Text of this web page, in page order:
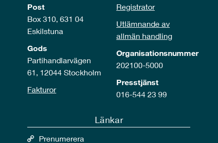
Post
Box 310, 631 04
Eskilstuna
Gods
Partihandlarvägen
61, 12044 Stockholm
Fakturor
Registrator
Utlämnande av
allmän handling
Organisationsnummer
202100-5000
Presstjänst
016-544 23 99
Länkar
Prenumerera